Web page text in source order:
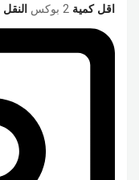
اقل كمية 2 بوكس النقل